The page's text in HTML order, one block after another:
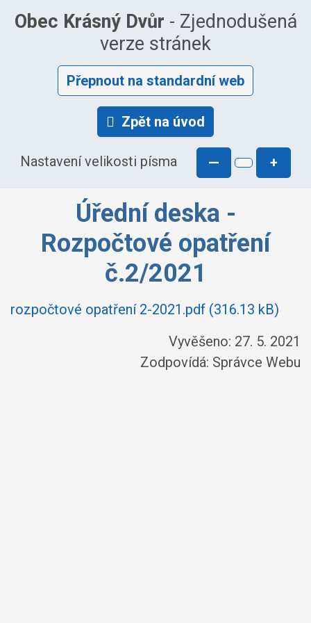
Obec Krásný Dvůr - Zjednodušená
verze stránek
Přepnout na standardní web
Zpět na úvod
Nastavení velikosti písma — +
Úřední deska -
Rozpočtové opatření
č.2/2021
rozpočtové opatření 2-2021.pdf (316.13 kB)
Vyvěšeno: 27. 5. 2021
Zodpovídá: Správce Webu